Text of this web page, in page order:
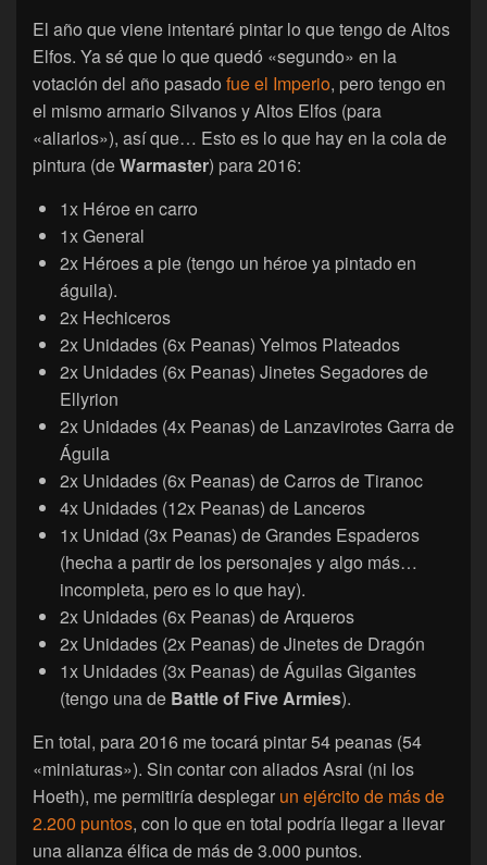
El año que viene intentaré pintar lo que tengo de Altos
Elfos. Ya sé que lo que quedó «segundo» en la
votación del año pasado fue el Imperio, pero tengo en
el mismo armario Silvanos y Altos Elfos (para
«aliarlos»), así que… Esto es lo que hay en la cola de
pintura (deWarmaster) para 2016:
1x Héroe en carro
1x General
2x Héroes a pie (tengo un héroe ya pintado en
águila).
2x Hechiceros
2x Unidades (6x Peanas) Yelmos Plateados
2x Unidades (6x Peanas) Jinetes Segadores de
Ellyrion
2x Unidades (4x Peanas) de Lanzavirotes Garra de
Águila
2x Unidades (6x Peanas) de Carros de Tiranoc
4x Unidades (12x Peanas) de Lanceros
1x Unidad (3x Peanas) de Grandes Espaderos
(hecha a partir de los personajes y algo más…
incompleta, pero es lo que hay).
2x Unidades (6x Peanas) de Arqueros
2x Unidades (2x Peanas) de Jinetes de Dragón
1x Unidades (3x Peanas) de Águilas Gigantes
(tengo una de Battle of Five Armies).
En total, para 2016 me tocará pintar 54 peanas (54
«miniaturas»). Sin contar con aliados Asrai (ni los
Hoeth), me permitiría desplegar un ejército de más de
2.200 puntos, con lo que en total podría llegar a llevar
una alianza élfica de más de 3.000 puntos.